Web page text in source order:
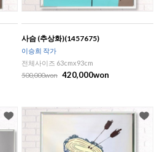
사슴 (추상화)(1457675)
이승희 작가
전체사이즈 63cmx93cm
500,000won 420,000won